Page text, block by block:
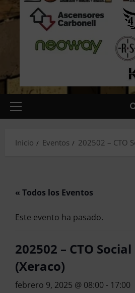
Menú
Inicio Eventos 202502 – CTO
« Todos los Eventos
Este evento ha pasado.
202502 – CTO Social
(Xeraco)
febrero 9, 2025 @ 08:00 - 17:00